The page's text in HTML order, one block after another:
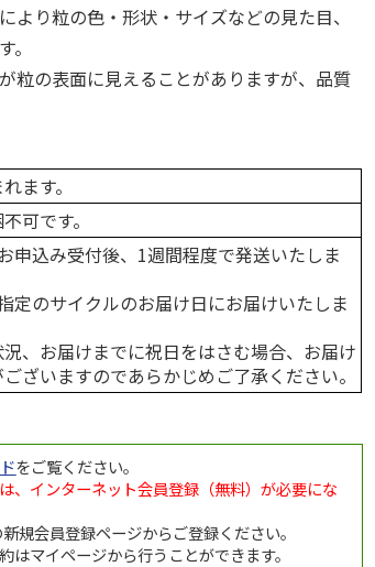
より粒の色・形状・サイズなどの見た目、
粒の表面に見えることがありますが、品質
ます。
可です。
申込み受付後、1週間程度で発送いたしま
定のサイクルのお届け日にお届けいたしま
、お届けまでに祝日をはさむ場合、お届け
ざいますのであらかじめご了承ください。
をご覧ください。
、インターネット会員登録（無料）が必要にな
規会員登録ページからご登録ください。
マイページから行うことができます。